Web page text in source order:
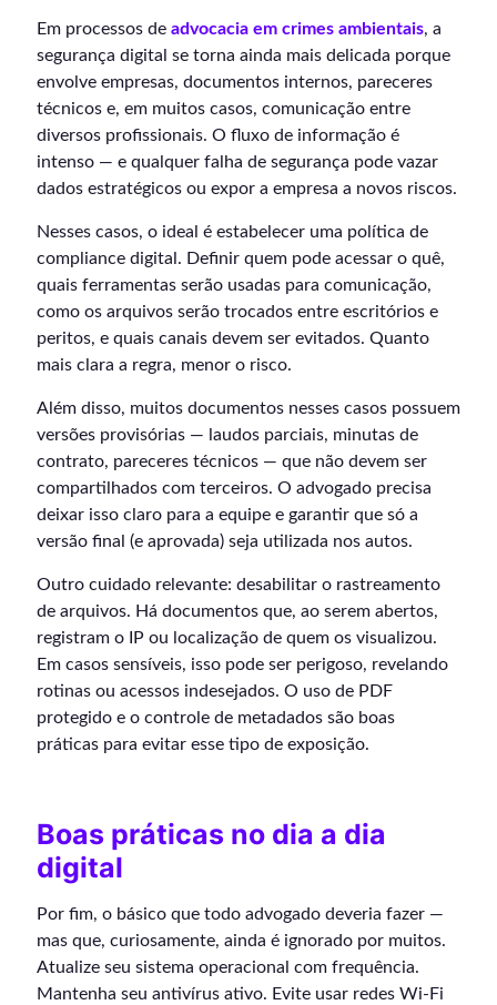
Em processos de advocacia em crimes ambientais, a
segurança digital se torna ainda mais delicada porque
envolve empresas, documentos internos, pareceres
técnicos e, em muitos casos, comunicação entre
diversos profissionais. O fluxo de informação é
intenso — e qualquer falha de segurança pode vazar
dados estratégicos ou expor a empresa a novos riscos.
Nesses casos, o ideal é estabelecer uma política de
compliance digital. Definir quem pode acessar o quê,
quais ferramentas serão usadas para comunicação,
como os arquivos serão trocados entre escritórios e
peritos, e quais canais devem ser evitados. Quanto
mais clara a regra, menor o risco.
Além disso, muitos documentos nesses casos possuem
versões provisórias — laudos parciais, minutas de
contrato, pareceres técnicos — que não devem ser
compartilhados com terceiros. O advogado precisa
deixar isso claro para a equipe e garantir que só a
versão final (e aprovada) seja utilizada nos autos.
Outro cuidado relevante: desabilitar o rastreamento
de arquivos. Há documentos que, ao serem abertos,
registram o IP ou localização de quem os visualizou.
Em casos sensíveis, isso pode ser perigoso, revelando
rotinas ou acessos indesejados. O uso de PDF
protegido e o controle de metadados são boas
práticas para evitar esse tipo de exposição.
Boas práticas no dia a dia
digital
Por fim, o básico que todo advogado deveria fazer —
mas que, curiosamente, ainda é ignorado por muitos.
Atualize seu sistema operacional com frequência.
Mantenha seu antivírus ativo. Evite usar redes Wi-Fi